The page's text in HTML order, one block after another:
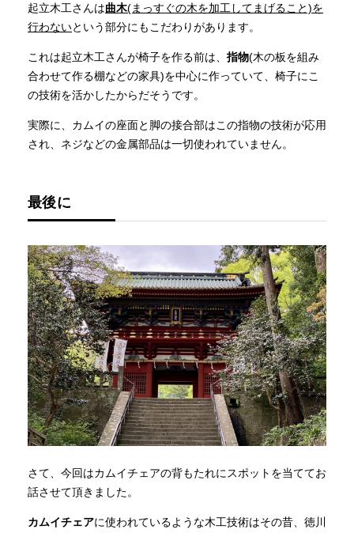
起立木工さんは曲木(まっすぐの木を加工してまげること)を
行わないという部分にもこだわりがあります。
これは起立木工さんが椅子を作る前は、 指物(木の板を組み
合わせて作る棚などの家具)を中心に作っていて、椅子にこ
の技術を活かしたからだそうです。
実際に、カムイの座面と脚の接合部はこの指物の技術が応用
され、ネジなどの金属部品は一切使われていません。
最後に
さて、今回はカムイチェアの背もたれにスポットを当ててお
話させて頂きました。
カムイチェアに使われているような木工技術はその昔、徳川